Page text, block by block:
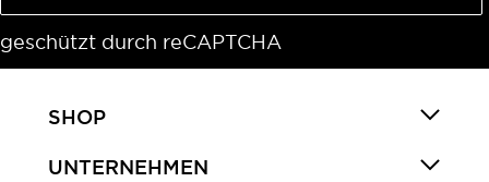
geschützt durch reCAPTCHA
SHOP
UNTERNEHMEN